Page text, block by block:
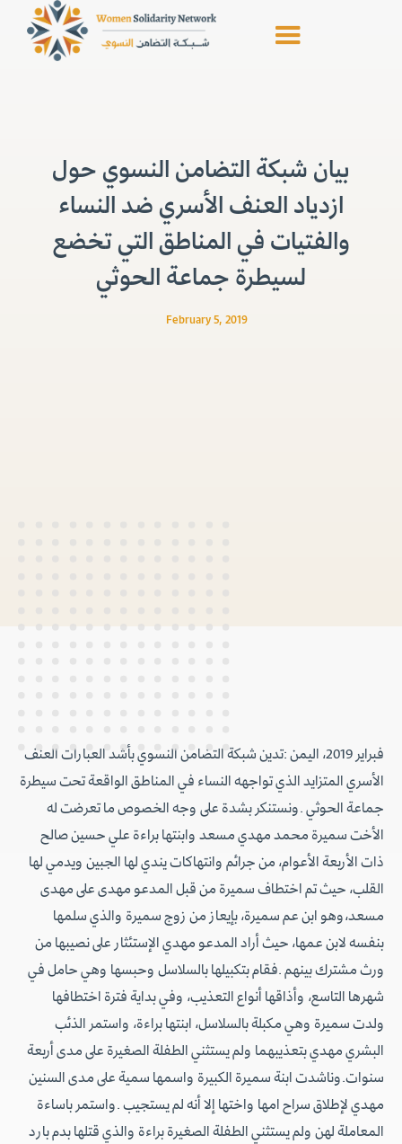
بيان شبكة التضامن النسوي حول
ازدياد العنف الأسري ضد النساء
والفتيات في المناطق التي تخضع
لسيطرة جماعة الحوثي
February 5, 2019
فبراير 2019، اليمن :تدين شبكة التضامن النسوي بأشد العبارات العنف
الأسري المتزايد الذي تواجهه النساء في المناطق الواقعة تحت سيطرة
جماعة الحوثي .ونستنكر بشدة على وجه الخصوص ما تعرضت له
الأخت سميرة محمد مهدي مسعد وابنتها براءة علي حسين صالح
ذات الأربعة الأعوام، من جرائم وانتهاكات يندي لها الجبين ويدمي لها
القلب، حيث تم اختطاف سميرة من قبل المدعو مهدى على مهدى
مسعد،وهو ابن عم سميرة، بإيعاز من زوج سميرة والذي سلمها
بنفسه لابن عمها، حيث أراد المدعو مهدي الإستئثار على نصيبها من
ورث مشترك بينهم .فقام بتكبيلها بالسلاسل وحبسها وهي حامل في
شهرها التاسع، وأذاقها أنواع التعذيب، وفي بداية فترة اختطافها
ولدت سميرة وهي مكبلة بالسلاسل، ابنتها براءة، واستمر الذئب
البشري مهدي بتعذيبهما ولم يستثني الطفلة الصغيرة على مدى أربعة
سنوات.وناشدت ابنة سميرة الكبيرة واسمها سمية على مدى السنين
مهدي لإطلاق سراح امها واختها إلا أنه لم يستجيب .واستمر باساءة
المعاملة لهن ولم يستثني الطفلة الصغيرة براءة والذي قتلها بدم بارد